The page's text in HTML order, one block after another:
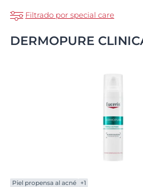
Filtrado por special care
DERMOPURE
Piel propensa al acné +1